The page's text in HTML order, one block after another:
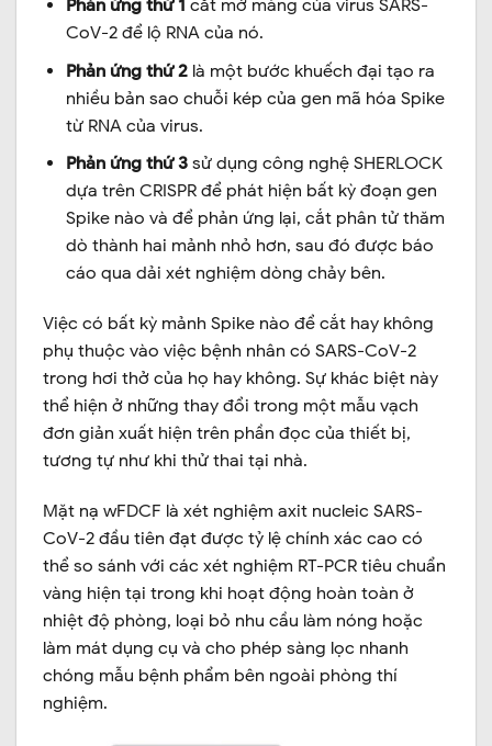
Phản ứng thứ 1 cắt mở màng của virus SARS-
CoV-2 để lộ RNA của nó.
Phản ứng thứ 2là một bước khuếch đại tạo ra
nhiều bản sao chuỗi kép của gen mã hóa Spike
từ RNA của virus.
Phản ứng thứ 3sử dụng công nghệ SHERLOCK
dựa trên CRISPR để phát hiện bất kỳ đoạn gen
Spike nào và để phản ứng lại, cắt phân tử thăm
dò thành hai mảnh nhỏ hơn, sau đó được báo
cáo qua dải xét nghiệm dòng chảy bên.
Việc có bất kỳ mảnh Spike nào để cắt hay không
phụ thuộc vào việc bệnh nhân có SARS-CoV-2
trong hơi thở của họ hay không. Sự khác biệt này
thể hiện ở những thay đổi trong một mẫu vạch
đơn giản xuất hiện trên phần đọc của thiết bị,
tương tự như khi thử thai tại nhà.
Mặt nạ wFDCF là xét nghiệm axit nucleic SARS-
CoV-2 đầu tiên đạt được tỷ lệ chính xác cao có
thể so sánh với các xét nghiệm RT-PCR tiêu chuẩn
vàng hiện tại trong khi hoạt động hoàn toàn ở
nhiệt độ phòng, loại bỏ nhu cầu làm nóng hoặc
làm mát dụng cụ và cho phép sàng lọc nhanh
chóng mẫu bệnh phẩm bên ngoài phòng thí
nghiệm.